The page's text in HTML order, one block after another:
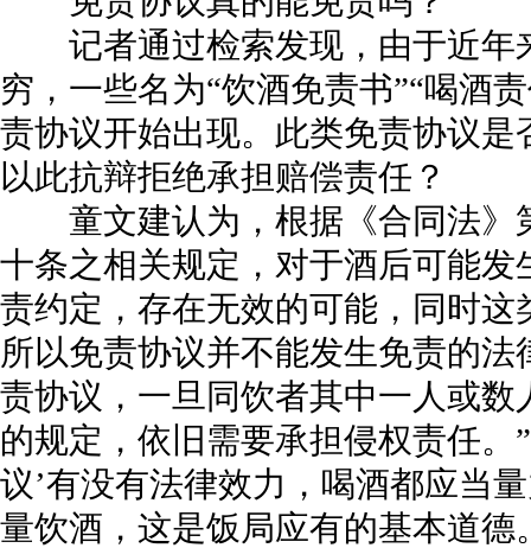
记者通过检索发现，由于近年
穷，一些名为“饮酒免责书”“喝酒
责协议开始出现。此类免责协议
以此抗辩拒绝承担赔偿责任？
童文建认为，根据《合同法》
十条之相关规定，对于酒后可能
责约定，存在无效的可能，同时
所以免责协议并不能发生免责的
责协议，一旦同饮者其中一人或
的规定，依旧需要承担侵权责任。
议’有没有法律效力，喝酒都应当
量饮酒，这是饭局应有的基本道德